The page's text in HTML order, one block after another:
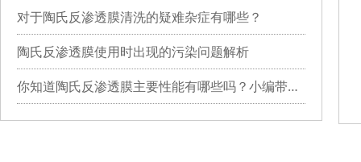
对于陶氏反渗透膜清洗的疑难杂症有哪些？
陶氏反渗透膜使用时出现的污染问题解析
你知道陶氏反渗透膜主要性能有哪些吗？小编带你详细了解